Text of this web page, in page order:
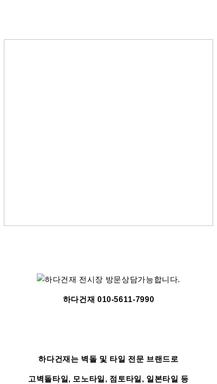
하다건재 010-5611-7990
하다건재는 벽돌 및 타일 전문 브랜드로
고벽돌타일, 모노타일, 점토타일, 일본타일 등